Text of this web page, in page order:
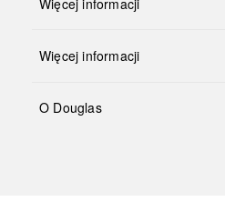
Więcej informacji
O Douglas